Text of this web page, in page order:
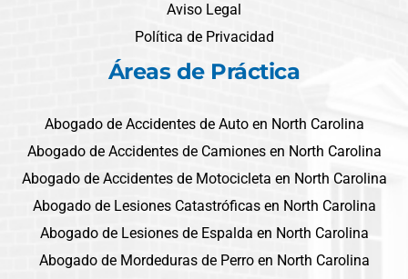
Aviso Legal
Política de Privacidad
Áreas de Práctica
Abogado de Accidentes de Auto en North Carolina
Abogado de Accidentes de Camiones en North Carolina
Abogado de Accidentes de Motocicleta en North Carolina
Abogado de Lesiones Catastróficas en North Carolina
Abogado de Lesiones de Espalda en North Carolina
Abogado de Mordeduras de Perro en North Carolina